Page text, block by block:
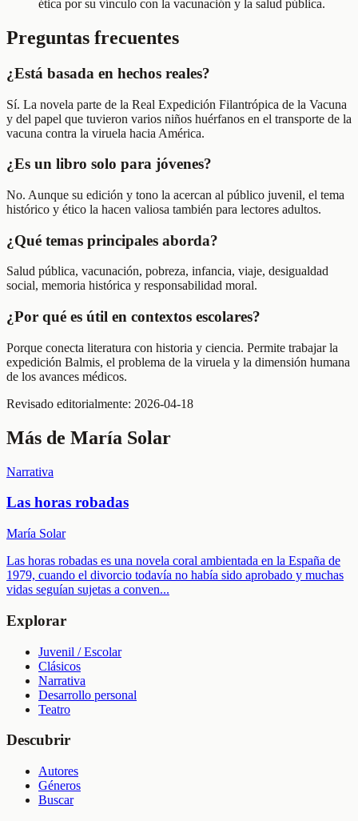
ética por su vínculo con la vacunación y la salud pública.
Preguntas frecuentes
¿Está basada en hechos reales?
Sí. La novela parte de la Real Expedición Filantrópica de la Vacuna
y del papel que tuvieron varios niños huérfanos en el transporte de la
vacuna contra la viruela hacia América.
¿Es un libro solo para jóvenes?
No. Aunque su edición y tono la acercan al público juvenil, el tema
histórico y ético la hacen valiosa también para lectores adultos.
¿Qué temas principales aborda?
Salud pública, vacunación, pobreza, infancia, viaje, desigualdad
social, memoria histórica y responsabilidad moral.
¿Por qué es útil en contextos escolares?
Porque conecta literatura con historia y ciencia. Permite trabajar la
expedición Balmis, el problema de la viruela y la dimensión humana
de los avances médicos.
Revisado editorialmente: 2026-04-18
Más de María Solar
Narrativa
Las horas robadas
María Solar
Las horas robadas es una novela coral ambientada en la España de
1979, cuando el divorcio todavía no había sido aprobado y muchas
vidas seguían sujetas a conven...
Explorar
Juvenil / Escolar
Clásicos
Narrativa
Desarrollo personal
Teatro
Descubrir
Autores
Géneros
Buscar